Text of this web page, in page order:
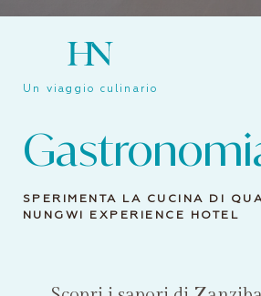
Un viaggio culinario
SPERIMENTA LA CUCINA DI
NUNGWI EXPERIENCE HOTEL